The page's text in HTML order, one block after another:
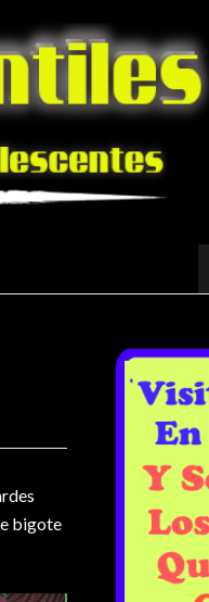
bigote